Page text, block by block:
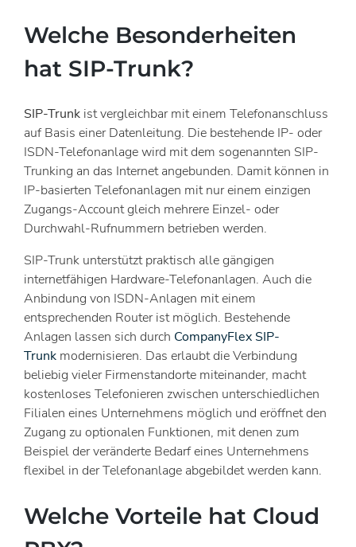
Welche Besonderheiten
hat SIP-Trunk?
SIP-Trunk ist vergleichbar mit einem Telefonanschluss
auf Basis einer Datenleitung. Die bestehende IP- oder
ISDN-Telefonanlage wird mit dem sogenannten SIP-
Trunking an das Internet angebunden. Damit können in
IP-basierten Telefonanlagen mit nur einem einzigen
Zugangs-Account gleich mehrere Einzel- oder
Durchwahl-Rufnummern betrieben werden.
SIP-Trunk unterstützt praktisch alle gängigen
internetfähigen Hardware-Telefonanlagen. Auch die
Anbindung von ISDN-Anlagen mit einem
entsprechenden Router ist möglich. Bestehende
Anlagen lassen sich durch CompanyFlex SIP-
Trunk modernisieren. Das erlaubt die Verbindung
beliebig vieler Firmenstandorte miteinander, macht
kostenloses Telefonieren zwischen unterschiedlichen
Filialen eines Unternehmens möglich und eröffnet den
Zugang zu optionalen Funktionen, mit denen zum
Beispiel der veränderte Bedarf eines Unternehmens
flexibel in der Telefonanlage abgebildet werden kann.
Welche Vorteile hat Cloud